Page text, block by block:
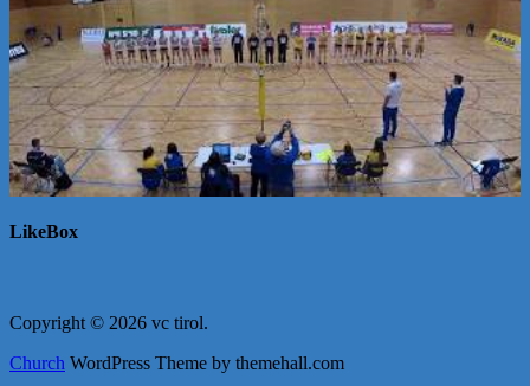
LikeBox
Copyright © 2026 vc tirol.
Church WordPress Theme by themehall.com